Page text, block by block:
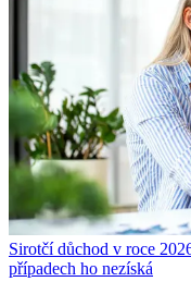
Sirotčí důchod v roce
případech ho nezíská